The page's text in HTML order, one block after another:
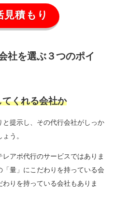
見積もり
社を選ぶ３つのポイ
くれる会社か
提示し、その代行会社がしっか
う。
アポ代行のサービスではありま
量」にこだわりを持っている会
りを持っている会社もありま